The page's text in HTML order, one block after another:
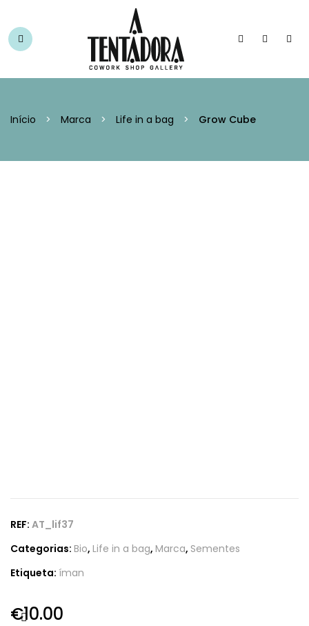
Início > Marca > Life in a bag > Grow Cube
REF: AT_lif37
Categorias: Bio, Life in a bag, Marca, Sementes
Etiqueta: íman
€10.00